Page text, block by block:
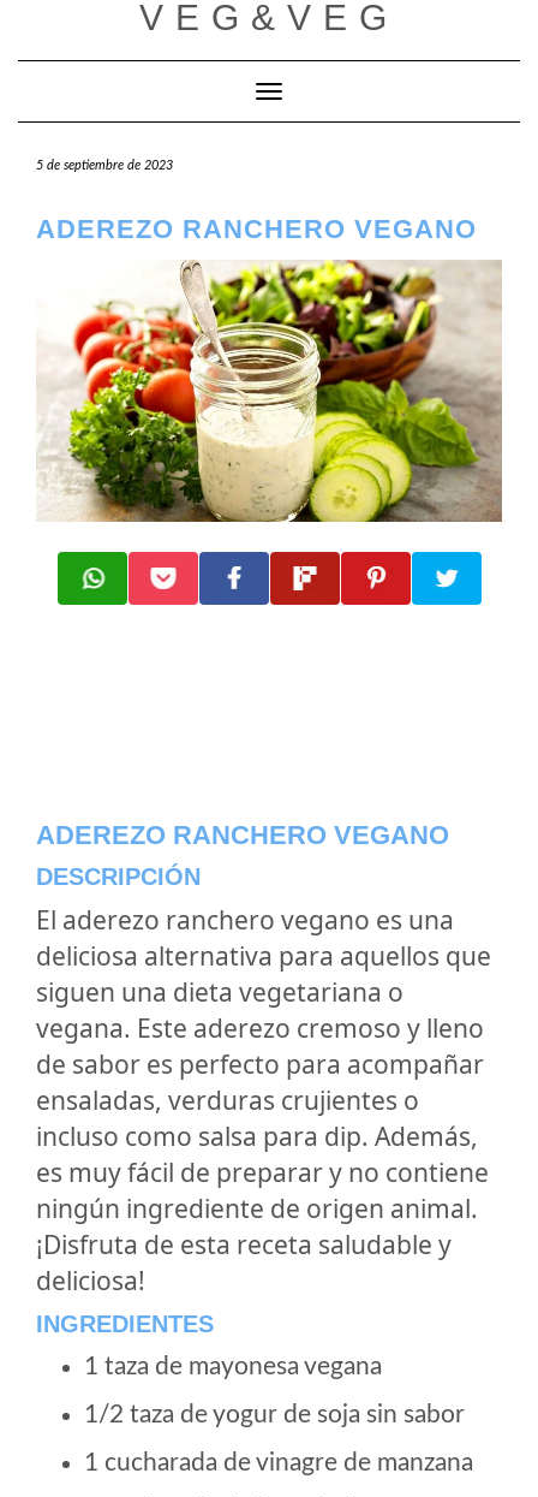
contenido
VEG&VEG
Cambiar modo de navegación
5 de septiembre de 2023
ADEREZO RANCHERO VEGANO
ADEREZO RANCHERO VEGANO
DESCRIPCIÓN
El aderezo ranchero vegano es una
deliciosa alternativa para aquellos que
siguen una dieta vegetariana o
vegana. Este aderezo cremoso y lleno
de sabor es perfecto para acompañar
ensaladas, verduras crujientes o
incluso como salsa para dip. Además,
es muy fácil de preparar y no contiene
ningún ingrediente de origen animal.
¡Disfruta de esta receta saludable y
deliciosa!
INGREDIENTES
1 taza de mayonesa vegana
1/2 taza de yogur de soja sin sabor
1 cucharada de vinagre de manzana